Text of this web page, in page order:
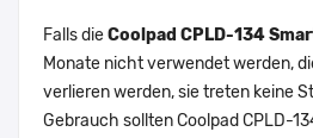
Falls dieCoolpad CPLD-134
Monate nicht verwendet werden,
verlieren werden, sie treten keine
Gebrauch sollten Coolpad CPLD-